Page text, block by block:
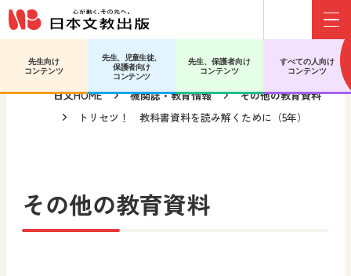
メインコンテンツへ移動
先生向け
コンテンツ
先生、児童生徒、
保護者向け
コンテンツ
先生、保護者向け
コンテンツ
すべての人向け
コンテンツ
日文HOME 機関誌・教育情報
その他の教育資料
トリセツ！ 教科書資料を読み解くために（5年）
その他の教育資料